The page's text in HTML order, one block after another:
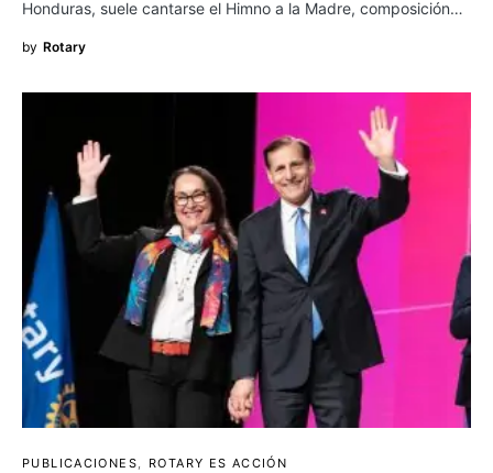
Honduras, suele cantarse el Himno a la Madre, composición…
by Rotary
PUBLICACIONES ROTARY ES ACCIÓN